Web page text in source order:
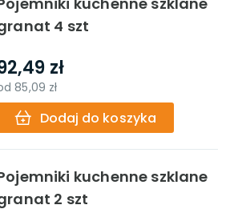
4 szt
zł
85,09 zł
Dodaj do koszyka
kuchenne szklane
2 szt